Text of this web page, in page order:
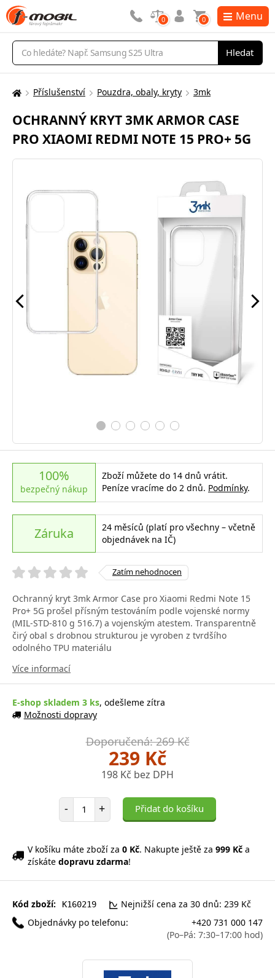
Vyhledávání
Hledat
0 0 Menu
Zde
nacházíte:
Příslušenství Pouzdra, obaly, kryty 3mk
OCHRANNÝ KRYT 3MK ARMOR CASE
PRO XIAOMI REDMI NOTE 15 PRO+ 5G
100%
bezpečný nákup
Zboží můžete do 14 dnů vrátit.
Peníze vracíme do 2 dnů. Podmínky.
Záruka
24 měsíců (platí pro všechny – včetně
objednávek na IČ)
Zatím nehodnocen
Ochranný kryt 3mk Armor Case pro Xiaomi Redmi Note 15
Pro+ 5G prošel přísným testováním podle vojenské normy
(MIL-STD-810 g 516.7) a vojenským atestem. Transparentně
čirý obal s drobnou strukturou je vyroben z tvrdšího
odolného TPU materiálu
Více informací
E-shop skladem 3 ks, odešleme zítra
Možnosti dopravy
Doporučená: 269 Kč
239 Kč
198 Kč bez DPH
- Počet položek
+ Přidat do košíku
V košíku máte zboží za 0 Kč. Nakupte ještě za 999 Kč a
získáte dopravu zdarma!
Kód zboží: K160219
Nejnižší cena za 30 dnů: 239 Kč
Objednávky po telefonu:
+420 731 000 147
(Po–Pá: 7:30–17:00 hod)